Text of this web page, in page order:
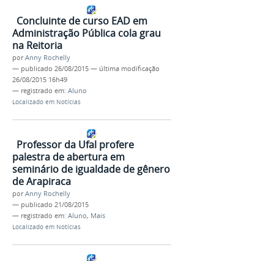
Concluinte de curso EAD em
Administração Pública cola grau
na Reitoria
porAnny Rochelly
— publicado 26/08/2015 — última modificação
26/08/2015 16h49
— registrado em: Aluno
Localizado em Notícias
Professor da Ufal profere
palestra de abertura em
seminário de igualdade de gênero
de Arapiraca
porAnny Rochelly
— publicado 21/08/2015
— registrado em: Aluno, Mais
Localizado em Notícias